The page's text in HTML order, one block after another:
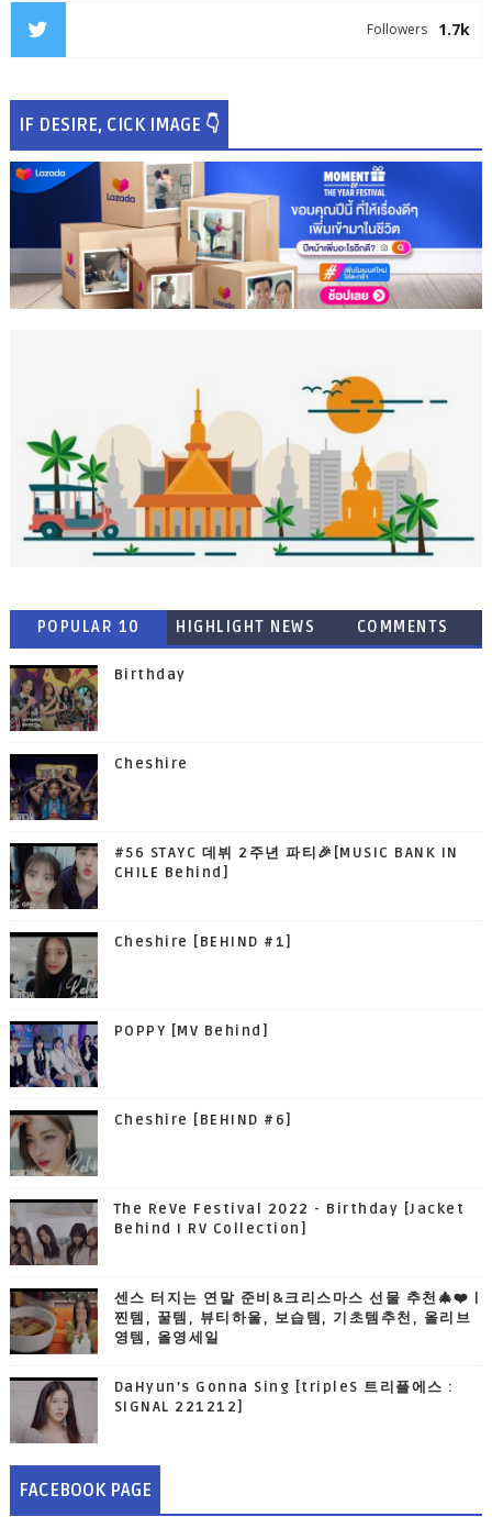
1.7k
Followers
IF DESIRE, CICK IMAGE 👇
POPULAR 10 HIGHLIGHT NEWS COMMENTS
Birthday
Cheshire
#56 STAYC 데뷔 2주년 파티🎉[MUSIC BANK IN
CHILE Behind]
Cheshire [BEHIND #1]
POPPY [MV Behind]
Cheshire [BEHIND #6]
The ReVe Festival 2022 - Birthday [Jacket
Behind I RV Collection]
센스 터지는 연말 준비&크리스마스 선물 추천🎄❤️ |
찐템, 꿀템, 뷰티하울, 보습템, 기초템추천, 올리브
영템, 올영세일
DaHyun’s Gonna Sing [tripleS 트리플에스 :
SIGNAL 221212]
FACEBOOK PAGE